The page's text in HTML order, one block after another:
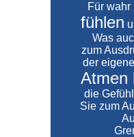
Für wahr
fühlen
Was
zum
der
Atmen
die
Sie zum